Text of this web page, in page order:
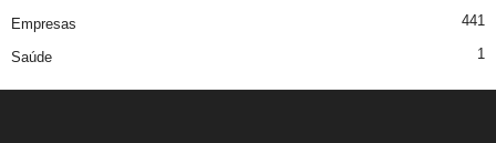
Empresas 441
Saúde 1